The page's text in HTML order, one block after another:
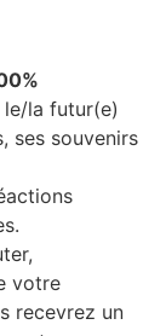
la futur(e)
ses souvenirs
votre
recevrez un